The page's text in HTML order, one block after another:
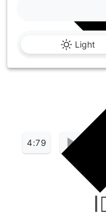
Light
4:79